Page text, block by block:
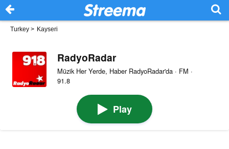
Turkey > Kayseri
RadyoRadar
Müzik Her Yerde, Haber RadyoRadar'da · FM ·
91.8
Play